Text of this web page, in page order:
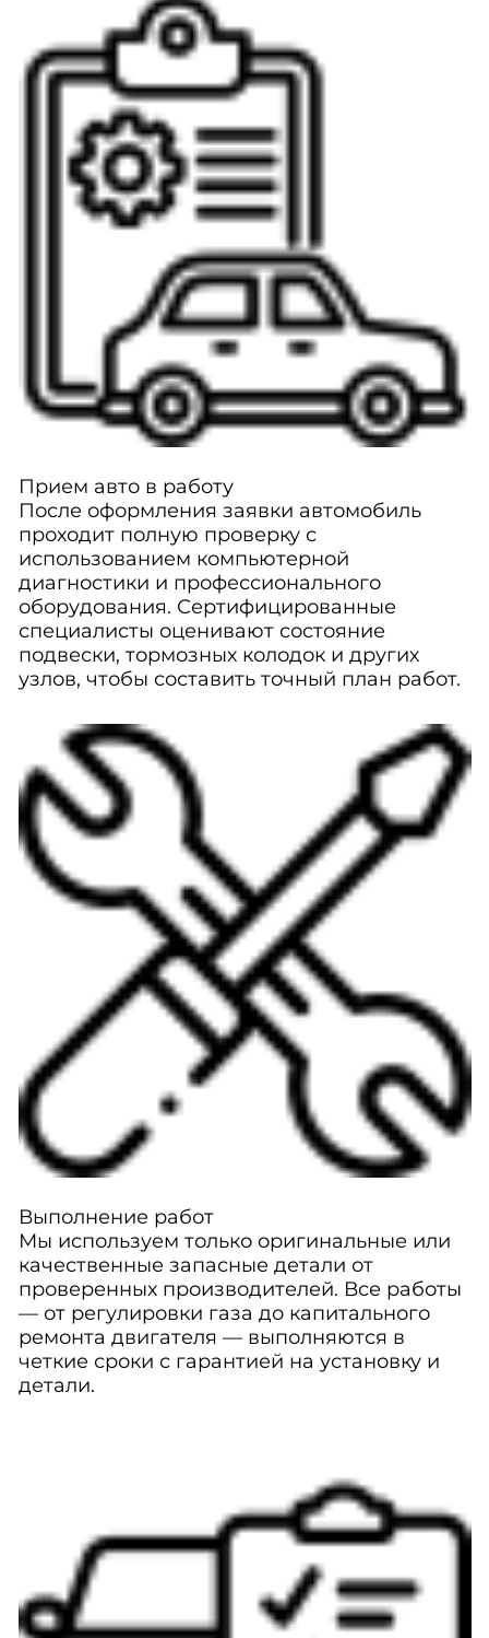
Прием авто в работу
После оформления заявки автомобиль
проходит полную проверку с
использованием компьютерной
диагностики и профессионального
оборудования. Сертифицированные
специалисты оценивают состояние
подвески, тормозных колодок и других
узлов, чтобы составить точный план работ.
Выполнение работ
Мы используем только оригинальные или
качественные запасные детали от
проверенных производителей. Все работы
— от регулировки газа до капитального
ремонта двигателя — выполняются в
четкие сроки с гарантией на установку и
детали.